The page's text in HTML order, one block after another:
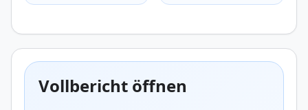
Vollbericht öffnen